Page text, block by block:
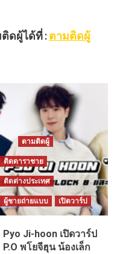
ดผู้ได้ที่ :ตามติดผู้
ตามติดผู้
ติดดาราชาย
ติดต่างประเทศ
ผู้ชายถ่ายแบบ เปิดวาร์ป
Pyo Ji-hoon เปิดวาร์ป
P.O พโยจีฮุน น้องเล็ก